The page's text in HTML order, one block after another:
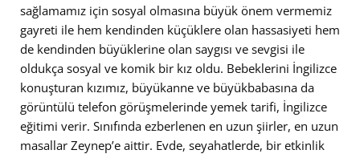
sağlamamız için sosyal olmasına büyük önem vermemiz
gayreti ile hem kendinden küçüklere olan hassasiyeti hem
de kendinden büyüklerine olan saygısı ve sevgisi ile
oldukça sosyal ve komik bir kız oldu. Bebeklerini İngilizce
konuşturan kızımız, büyükanne ve büyükbabasına da
görüntülü telefon görüşmelerinde yemek tarifi, İngilizce
eğitimi verir. Sınıfında ezberlenen en uzun şiirler, en uzun
masallar Zeynep’e aittir. Evde, seyahatlerde, bir etkinlik